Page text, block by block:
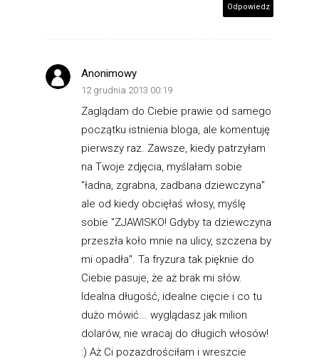
Odpowiedz
Anonimowy
12 grudnia 2013 00:19
Zaglądam do Ciebie prawie od samego
początku istnienia bloga, ale komentuję
pierwszy raz. Zawsze, kiedy patrzyłam
na Twoje zdjęcia, myślałam sobie
"ładna, zgrabna, zadbana dziewczyna"
ale od kiedy obcięłaś włosy, myślę
sobie "ZJAWISKO! Gdyby ta dziewczyna
przeszła koło mnie na ulicy, szczena by
mi opadła". Ta fryzura tak pięknie do
Ciebie pasuje, że aż brak mi słów.
Idealna długość, idealne cięcie i co tu
dużo mówić... wyglądasz jak milion
dolarów, nie wracaj do długich włosów!
:) Aż Ci pozazdrościłam i wreszcie